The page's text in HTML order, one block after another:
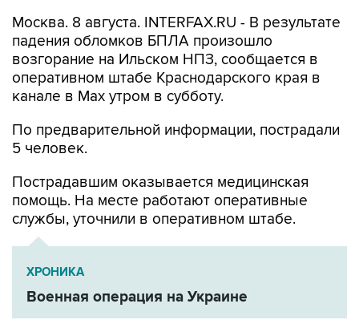
Москва. 8 августа. INTERFAX.RU - В результате
падения обломков БПЛА произошло
возгорание на Ильском НПЗ, сообщается в
оперативном штабе Краснодарского края в
канале в Max утром в субботу.
По предварительной информации, пострадали
5 человек.
Пострадавшим оказывается медицинская
помощь. На месте работают оперативные
службы, уточнили в оперативном штабе.
ХРОНИКА
Военная операция на Украине